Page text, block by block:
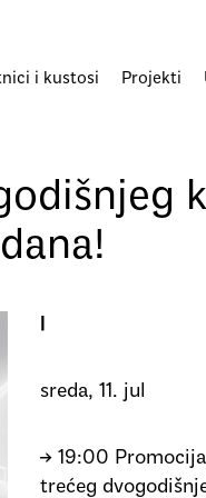
i kustosi Projekti
|
sreda, 11. jul
→ 19:00 Promocija
trećeg